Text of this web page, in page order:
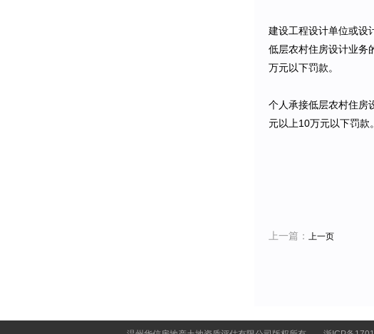
建设工程设计单位或设
低层农村住房设计业务
万元以下罚款。
个人承接低层农村住房
元以上10万元以下罚款。
上一篇： 上一页